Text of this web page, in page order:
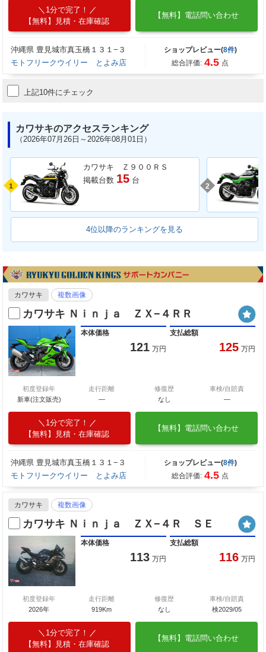
1分で完了！
【無料】見積・在庫確認
【無料】電話問い合わせ
沖縄県 豊見城市真玉橋１３１−３
モトフリークウイリー とよみ店
ショップレビュー(8件)
総合評価: 4.5 点
上記10件にチェック
カワサキのアクセスランキング
（2026年07月26日～2026年08月01日）
1
カワサキ Ｚ９００ＲＳ
掲載台数 15 台
2
4位以降のランキングを見る
カワサキ 複数画像
カワサキ Ｎｉｎｊａ ＺＸ−４ＲＲ
本体価格
121 万円
支払総額
125 万円
初度登録年
新車(注文販売)
走行距離
―
修復歴
なし
車検/自賠責
―
1分で完了！
【無料】見積・在庫確認
【無料】電話問い合わせ
沖縄県 豊見城市真玉橋１３１−３
モトフリークウイリー とよみ店
ショップレビュー(8件)
総合評価: 4.5 点
カワサキ 複数画像
カワサキ Ｎｉｎｊａ ＺＸ−４Ｒ ＳＥ
本体価格
113 万円
支払総額
116 万円
初度登録年
2026年
走行距離
919Km
修復歴
なし
車検/自賠責
検2029/05
1分で完了！
【無料】見積・在庫確認
【無料】電話問い合わせ